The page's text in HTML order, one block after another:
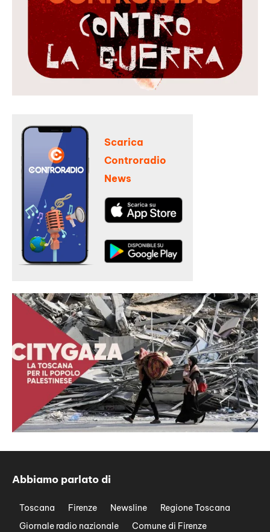
Scarica
Controradio
News
Abbiamo parlato di
Toscana Firenze Newsline
Regione Toscana
Giornale radio nazionale
Comune di Firenze